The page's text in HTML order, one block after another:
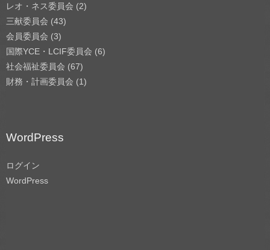
レオ・ネス委員会 (2)
三献委員会 (43)
会員委員会 (3)
国際YCE・LCIF委員会 (6)
社会福祉委員会 (67)
財務・計画委員会 (1)
WordPress
ログイン
WordPress